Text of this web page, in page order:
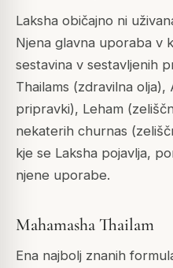
Laksha običajno ni
Njena glavna uporaba v
sestavina v sestavljenih
Thailams (zdravilna
pripravki), Leham
nekaterih churnas
kje se Laksha pojavlja,
njene uporabe.
Mahamasha Thailam
Ena najbolj znanih